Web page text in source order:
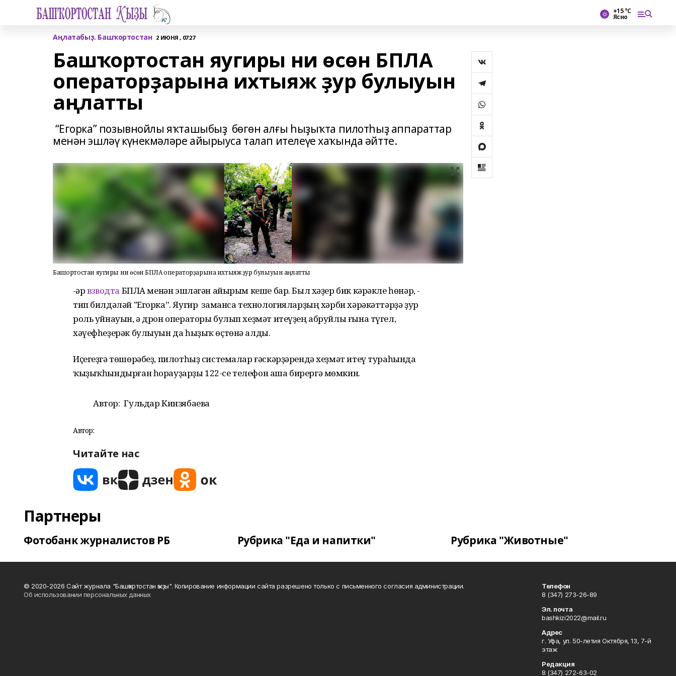
+15 °С
Ясно
Аңлатабыҙ. Башҡортостан 2 ИЮНЯ , 07:27
Башҡортостан яугиры ни өсөн БПЛА
операторҙарына ихтыяж ҙур булыуын
аңлатты
“Егорка” позывнойлы яҡташыбыҙ бөгөн алғы һыҙыҡта пилотһыҙ аппараттар
менән эшләү күнекмәләре айырыуса талап ителеүе хаҡында әйтте.
Башҡортостан яугиры ни өсөн БПЛА операторҙарына ихтыяж ҙур булыуын аңлатты
-Һәрвзводта БПЛА менән эшләгән айырым кеше бар. Был хәҙер бик кәрәкле һөнәр, -
тип билдәләй "Егорка”. Яугир заманса технологияларҙың хәрби хәрәкәттәрҙә ҙур
роль уйнауын, ә дрон операторы булып хеҙмәт итеүҙең абруйлы ғына түгел,
хәүефһеҙерәк булыуын да һыҙыҡ өҫтөнә алды.
Иҫегеҙгә төшөрәбеҙ, пилотһыҙ системалар ғәскәрҙәрендә хеҙмәт итеү тураһында
ҡыҙыҡһындырған һорауҙарҙы 122-се телефон аша бирергә мөмкин.
Автор: Гульдар Кинзябаева
Автор:
Читайте нас
Партнеры
Фотобанк журналистов РБ Рубрика "Еда и напитки" Рубрика "Животные"
© 2020-2026 Сайт журнала "Башҡортостан ҡыҙы". Копирование информации сайта разрешено только с письменного согласия администрации.
Об использовании персональных данных
Телефон
8 (347) 273-26-89
Эл. почта
bashkizi2022@mail.ru
Адрес
г. Уфа, ул. 50-летия Октября, 13, 7-й
этаж
Редакция
8 (347) 272-63-02